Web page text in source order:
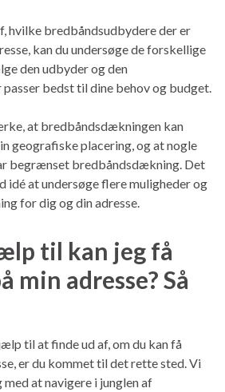
hvilke bredbåndsudbydere der er
kan du undersøge de forskellige
den udbyder og den
bedst til dine behov og budget.
at bredbåndsdækningen kan
geografiske placering, og at nogle
begrænset bredbåndsdækning. Det
idé at undersøge flere muligheder og
for dig og din adresse.
til kan jeg få
min adresse? Så
til at finde ud af, om du kan få
er du kommet til det rette sted. Vi
at navigere i junglen af